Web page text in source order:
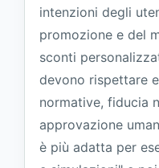
intenzioni degli
promozione e del
sconti
devono rispettare
normative, fiducia
approvazione
è più adatta per